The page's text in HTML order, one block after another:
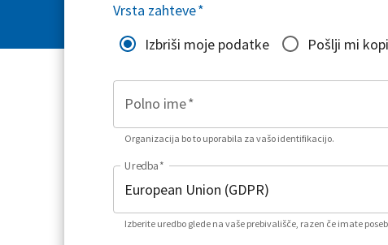
Vrsta zahteve*
Izbriši moje podatke
Pošlji mi
Polno ime*
Organizacija bo to uporabila za vašo identifikacijo.
Uredba*
Izberite uredbo glede na vaše prebivališče, razen če imate